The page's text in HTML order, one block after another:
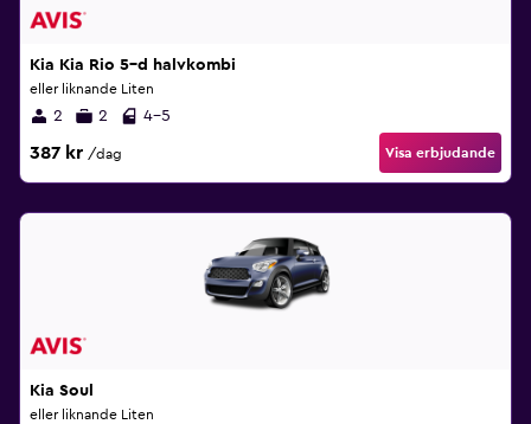
Kia Kia Rio 5–d halvkombi
eller liknande Liten
2 2 4-5
387 kr /dag Visa erbjudande
Kia Soul
eller liknande Liten